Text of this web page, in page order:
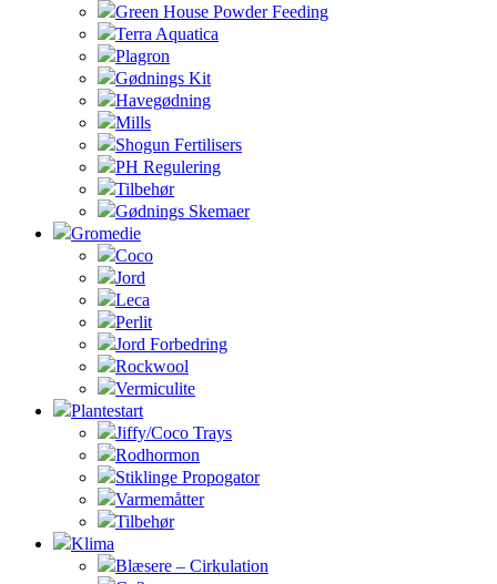
Green House Powder Feeding
Terra Aquatica
Plagron
Gødnings Kit
Havegødning
Mills
Shogun Fertilisers
PH Regulering
Tilbehør
Gødnings Skemaer
Gromedie
Coco
Jord
Leca
Perlit
Jord Forbedring
Rockwool
Vermiculite
Plantestart
Jiffy/Coco Trays
Rodhormon
Stiklinge Propogator
Varmemåtter
Tilbehør
Klima
Blæsere – Cirkulation